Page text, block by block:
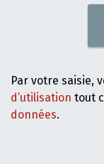
Par votre saisie,
d’utilisation tout
données.